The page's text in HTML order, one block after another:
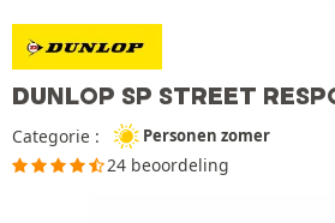
DUNLOP SP STREET
Categorie : Personen zomer
24 beoordeling